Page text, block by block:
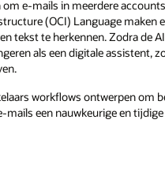
e-mails in meerdere
(OCI) Language maken
tekst te herkennen. Zodra de
als een digitale assistent,
workflows ontwerpen om
een nauwkeurige en